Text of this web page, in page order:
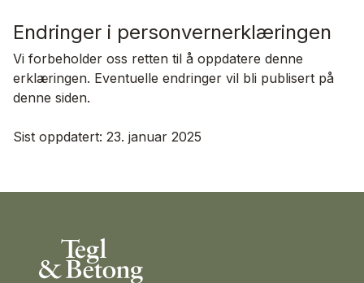
Endringer i personvernerklæringen
Vi forbeholder oss retten til å oppdatere denne
erklæringen. Eventuelle endringer vil bli publisert på
denne siden.
Sist oppdatert: 23. januar 2025